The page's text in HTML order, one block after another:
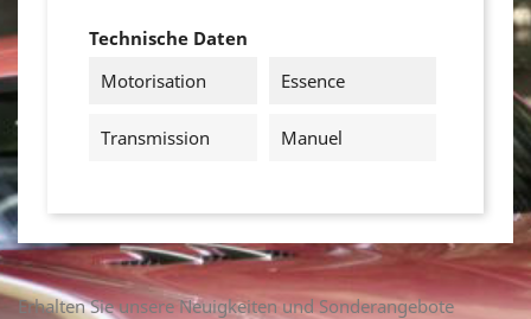
Technische Daten
Motorisation
Essence
Transmission Manuel
Erhalten Sie unsere Neuigkeiten und Sonderangebote